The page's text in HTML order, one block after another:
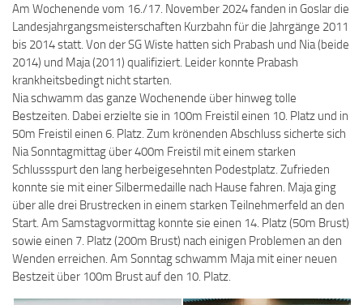
Fotos
Beiträge & Downloads
Kennst Du schon…
Sponsoren
Fotos
Beiträge & Downloads
Kennst Du schon…
Am Wochenende vom 16./17. November 2024 fanden in Goslar die
Landesjahrgangsmeisterschaften Kurzbahn für die Jahrgänge 2011
bis 2014 statt. Von der SG Wiste hatten sich Prabash und Nia (beide
2014) und Maja (2011) qualifiziert. Leider konnte Prabash
krankheitsbedingt nicht starten.
Nia schwamm das ganze Wochenende über hinweg tolle
Bestzeiten. Dabei erzielte sie in 100m Freistil einen 10. Platz und in
50m Freistil einen 6. Platz. Zum krönenden Abschluss sicherte sich
Nia Sonntagmittag über 400m Freistil mit einem starken
Schlussspurt den lang herbeigesehnten Podestplatz. Zufrieden
konnte sie mit einer Silbermedaille nach Hause fahren. Maja ging
über alle drei Brustrecken in einem starken Teilnehmerfeld an den
Start. Am Samstagvormittag konnte sie einen 14. Platz (50m Brust)
sowie einen 7. Platz (200m Brust) nach einigen Problemen an den
Wenden erreichen. Am Sonntag schwamm Maja mit einer neuen
Bestzeit über 100m Brust auf den 10. Platz.